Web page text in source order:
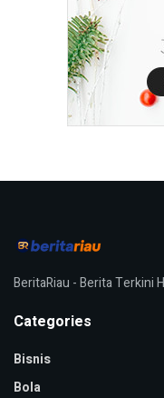
BeritaRiau - Berita Terkini
Categories
Bisnis
Bola